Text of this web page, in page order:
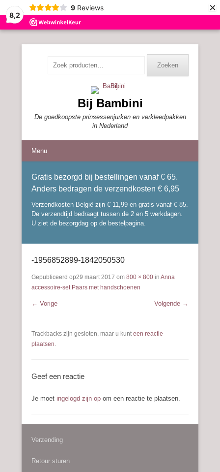
8,2
9 Reviews ×
Zoeken
Bij Bambini
De goedkoopste prinsessenjurken en verkleedpakken
in Nederland
Menu
Gratis bezorgd bij bestellingen vanaf € 65.
Anders bedragen de verzendkosten € 6,95
Verzendkosten België zijn € 11,99 en gratis vanaf € 85.
De verzendtijd bedraagt tussen de 2 en 5 werkdagen.
U ziet de bezorgdag op de bestelpagina.
-1956852899-1842050530
Gepubliceerd op29 maart 2017 om 800 × 800 in Anna
accessoire-set Paars met handschoenen
← Vorige Volgende →
Trackbacks zijn gesloten, maar u kunteen reactie
plaatsen.
Geef een reactie
Je moet ingelogd zijn op om een reactie te plaatsen.
Verzending
Retour sturen